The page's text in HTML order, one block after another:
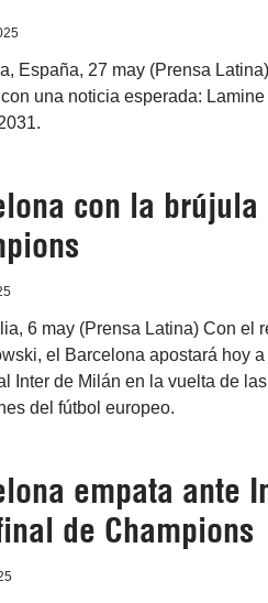
España, 27 may (Prensa
una noticia esperada:
con la
6 may (Prensa Latina) Con el
el Barcelona apostará hoy
Inter de Milán en la vuelta de
del fútbol europeo.
empata ante
de Champions